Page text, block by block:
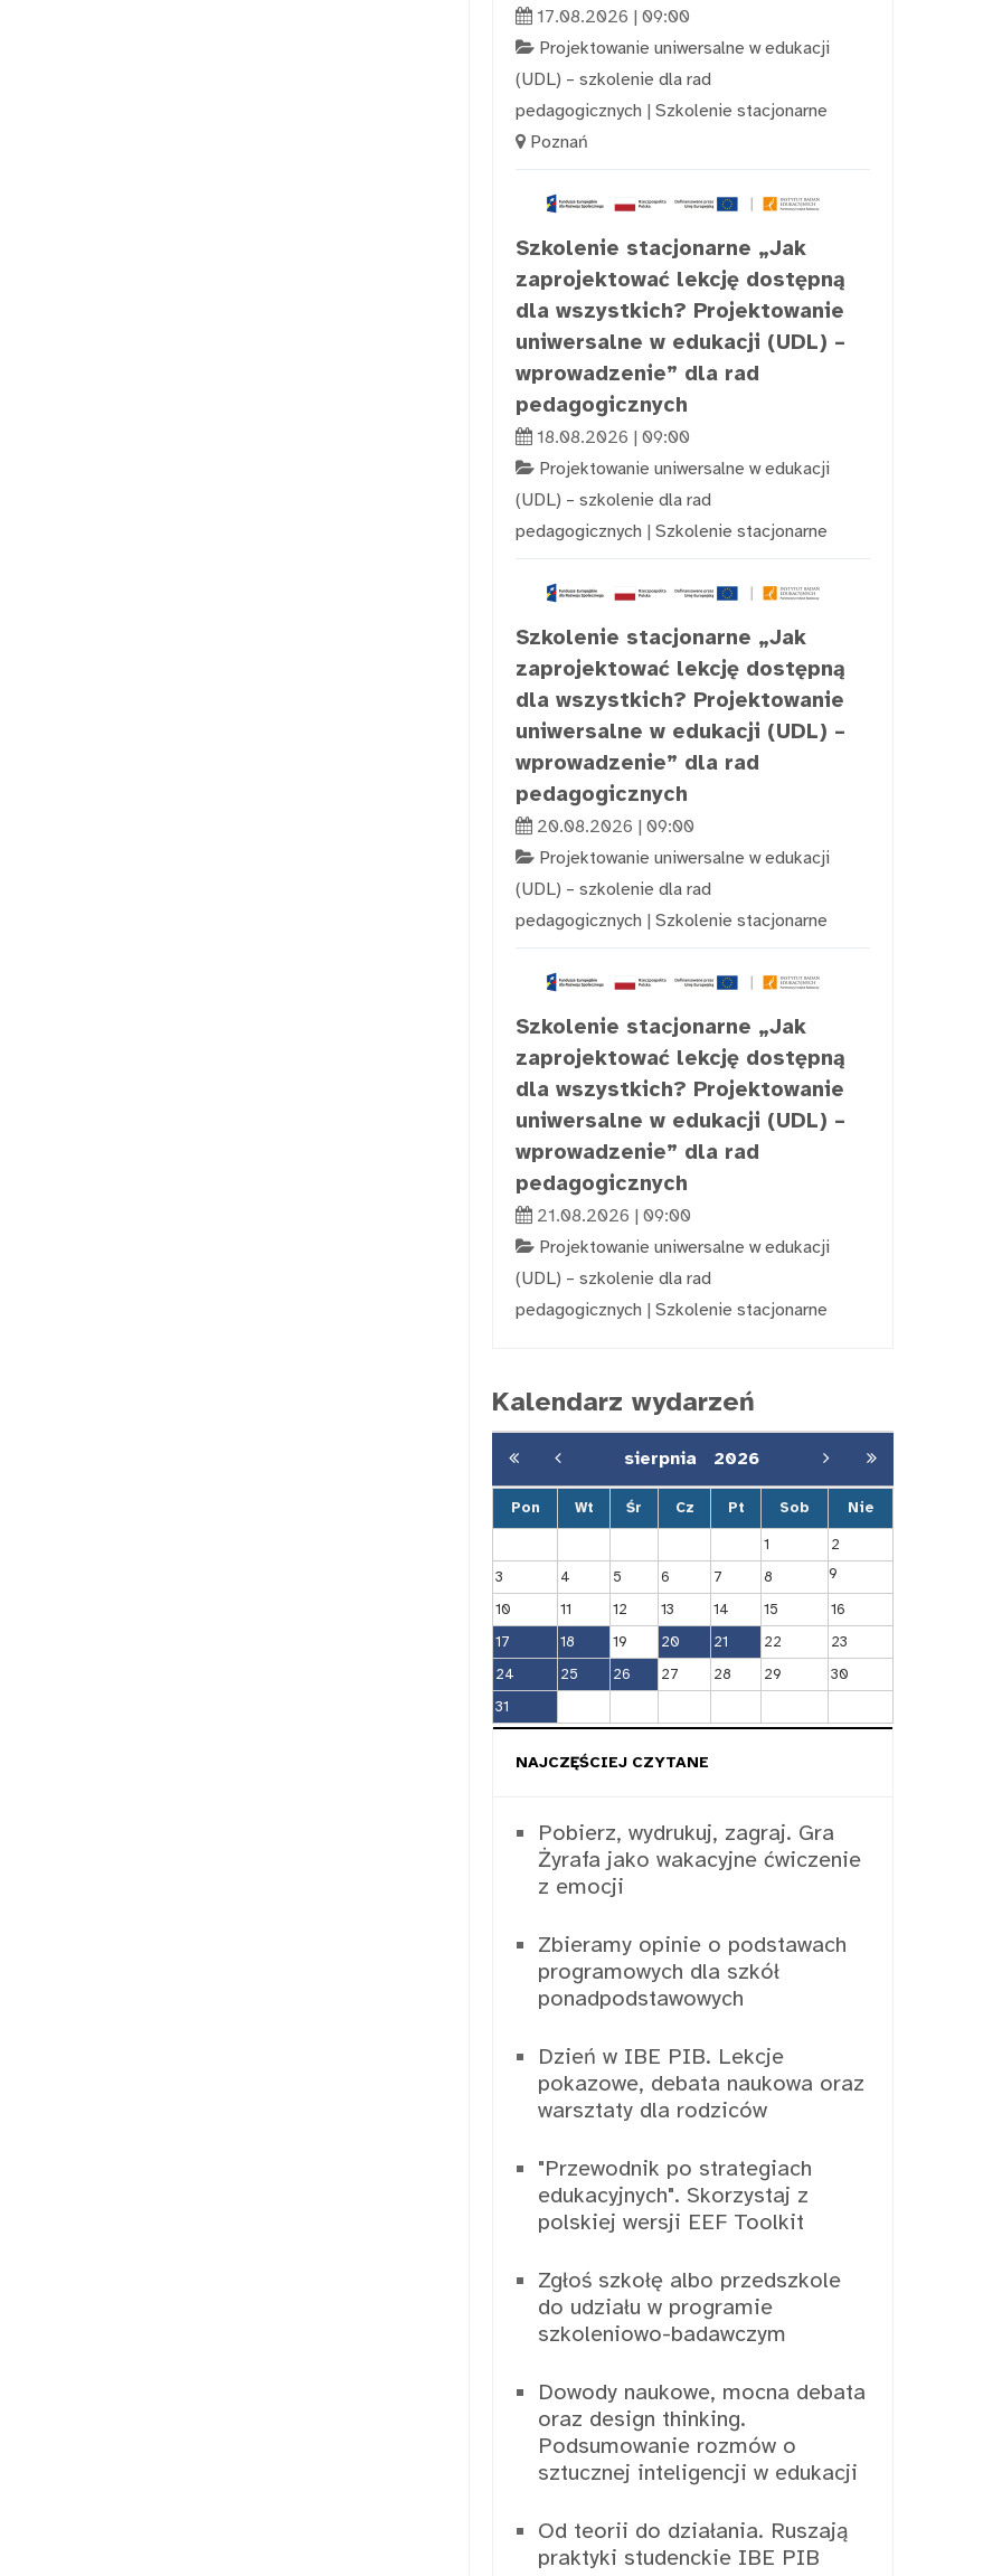
17.08.2026 | 09:00
Projektowanie uniwersalne w edukacji
(UDL) – szkolenie dla rad
pedagogicznych | Szkolenie stacjonarne
Poznań
Szkolenie stacjonarne „Jak
zaprojektować lekcję dostępną
dla wszystkich? Projektowanie
uniwersalne w edukacji (UDL) –
wprowadzenie” dla rad
pedagogicznych
18.08.2026 | 09:00
Projektowanie uniwersalne w edukacji
(UDL) – szkolenie dla rad
pedagogicznych | Szkolenie stacjonarne
Szkolenie stacjonarne „Jak
zaprojektować lekcję dostępną
dla wszystkich? Projektowanie
uniwersalne w edukacji (UDL) –
wprowadzenie” dla rad
pedagogicznych
20.08.2026 | 09:00
Projektowanie uniwersalne w edukacji
(UDL) – szkolenie dla rad
pedagogicznych | Szkolenie stacjonarne
Szkolenie stacjonarne „Jak
zaprojektować lekcję dostępną
dla wszystkich? Projektowanie
uniwersalne w edukacji (UDL) –
wprowadzenie” dla rad
pedagogicznych
21.08.2026 | 09:00
Projektowanie uniwersalne w edukacji
(UDL) – szkolenie dla rad
pedagogicznych | Szkolenie stacjonarne
Kalendarz wydarzeń
sierpnia 2026
Pon Wt Śr Cz Pt Sob Nie
1
2
3
4 5 6 7 8
9
10
11 12 13 14 15
16
17
18 19 20 21 22
23
24
25 26 27 28 29
30
31
NAJCZĘŚCIEJ CZYTANE
Pobierz, wydrukuj, zagraj. Gra
Żyrafa jako wakacyjne ćwiczenie
z emocji
Zbieramy opinie o podstawach
programowych dla szkół
ponadpodstawowych
Dzień w IBE PIB. Lekcje
pokazowe, debata naukowa oraz
warsztaty dla rodziców
"Przewodnik po strategiach
edukacyjnych". Skorzystaj z
polskiej wersji EEF Toolkit
Zgłoś szkołę albo przedszkole
do udziału w programie
szkoleniowo-badawczym
Dowody naukowe, mocna debata
oraz design thinking.
Podsumowanie rozmów o
sztucznej inteligencji w edukacji
Od teorii do działania. Ruszają
praktyki studenckie IBE PIB